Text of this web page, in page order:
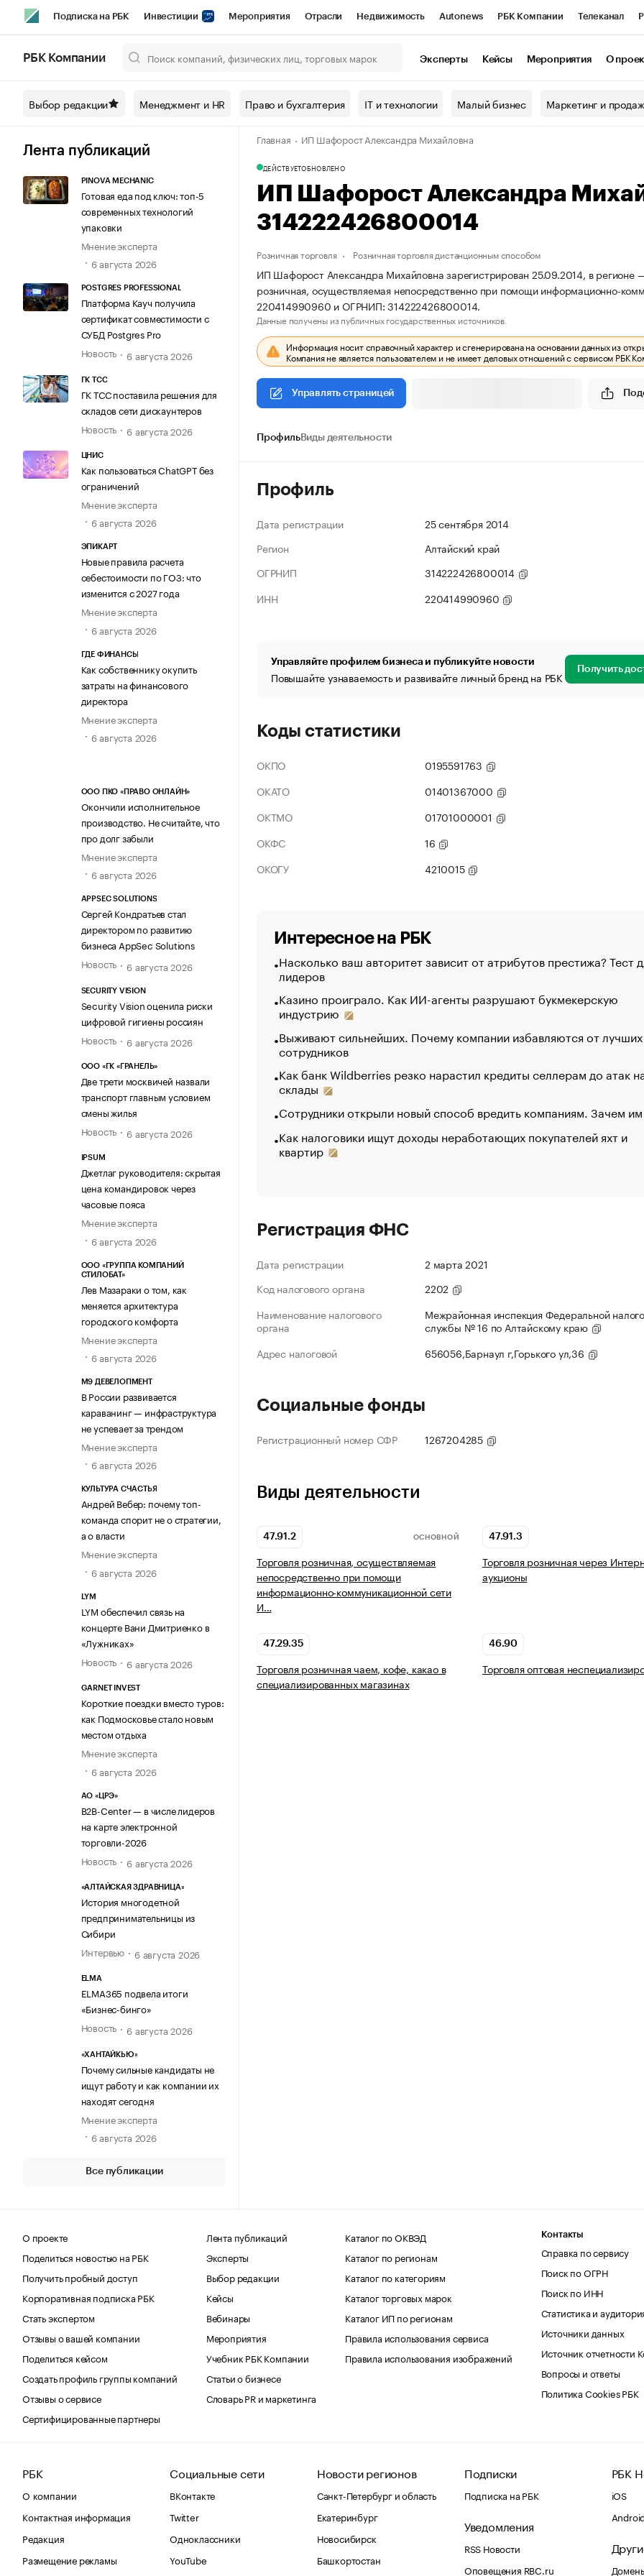
Подписка на РБК Инвестиции Мероприятия Отрасли Недвижимость Autonews РБК Компании Телеканал
Спецпроекты СПб Конференции СПб Спецпроекты Проверка контрагентов
Технологии и медиа Рынок наличной валюты
РБК Компании Эксперты Кейсы Мероприятия О
Выбор редакции Менеджмент и HR Право и бухгалтерия IT и технологии Малый бизнес Маркетинг и
Лента публикаций
PINOVA MECHANIC
Готовая еда под ключ: топ-5
современных технологий
упаковки
Мнение эксперта
6 августа 2026
POSTGRES PROFESSIONAL
Платформа Кауч получила
сертификат совместимости с
СУБД Postgres Pro
Новость
6 августа 2026
ГК ТСС
ГК ТСС поставила решения для
складов сети дискаунтеров
Новость
6 августа 2026
ЦНИС
Как пользоваться ChatGPT без
ограничений
Мнение эксперта
6 августа 2026
ЭПИКАРТ
Новые правила расчета
себестоимости по ГОЗ: что
изменится с 2027 года
Мнение эксперта
6 августа 2026
ГДЕ ФИНАНСЫ
Как собственнику окупить
затраты на финансового
директора
Мнение эксперта
6 августа 2026
ООО ПКО «ПРАВО ОНЛАЙН»
Окончили исполнительное
производство. Не считайте, что
про долг забыли
Мнение эксперта
6 августа 2026
APPSEC SOLUTIONS
Сергей Кондратьев стал
директором по развитию
бизнеса AppSec Solutions
Новость
6 августа 2026
SECURITY VISION
Security Vision оценила риски
цифровой гигиены россиян
Новость
6 августа 2026
ООО «ГК «ГРАНЕЛЬ»
Две трети москвичей назвали
транспорт главным условием
смены жилья
Новость
6 августа 2026
IPSUM
Джетлаг руководителя: скрытая
цена командировок через
часовые пояса
Мнение эксперта
6 августа 2026
ООО «ГРУППА КОМПАНИЙ
СТИЛОБАТ»
Лев Мазараки о том, как
меняется архитектура
городского комфорта
Мнение эксперта
6 августа 2026
М9 ДЕВЕЛОПМЕНТ
В России развивается
караванинг — инфраструктура
не успевает за трендом
Мнение эксперта
6 августа 2026
КУЛЬТУРА СЧАСТЬЯ
Андрей Вебер: почему топ-
команда спорит не о стратегии,
а о власти
Мнение эксперта
6 августа 2026
LYM
LYM обеспечил связь на
концерте Вани Дмитриенко в
«Лужниках»
Новость
6 августа 2026
GARNET INVEST
Короткие поездки вместо туров:
как Подмосковье стало новым
местом отдыха
Мнение эксперта
6 августа 2026
АО «ЦРЭ»
B2B-Center — в числе лидеров
на карте электронной
торговли-2026
Новость
6 августа 2026
«АЛТАЙСКАЯ ЗДРАВНИЦА»
История многодетной
предпринимательницы из
Сибири
Интервью
6 августа 2026
ELMA
ELMA365 подвела итоги
«Бизнес-бинго»
Новость
6 августа 2026
«ХАНТАЙКЬЮ»
Почему сильные кандидаты не
ищут работу и как компании их
находят сегодня
Мнение эксперта
6 августа 2026
Все публикации
Главная ИП Шафорост Александра Михайловна
ДЕЙСТВУЕТОБНОВЛЕНО
ИП Шафорост Александра
314222426800014
Розничная торговля Розничная торговля дистанционным способом
ИП Шафорост Александра Михайловна зарегистрирован 25.09.2014, в регионе
розничная, осуществляемая непосредственно при помощи информационно-
220414990960 и ОГРНИП: 314222426800014.
Данные получены из публичных государственных источников.
Информация носит справочный характер и сгенерирована на основании данных из
Компания не является пользователем и не имеет деловых отношений с сервисом РБК
Управлять страницей
ПрофильВиды деятельности
Профиль
Дата регистрации
25 сентября 2014
Регион
Алтайский край
ОГРНИП
314222426800014
ИНН
220414990960
Управляйте профилем бизнеса и публикуйте новости
Повышайте узнаваемость и развивайте личный бренд на РБК Получить
Коды статистики
ОКПО
0195591763
ОКАТО
01401367000
ОКТМО
01701000001
ОКФС
16
ОКОГУ
4210015
Интересное на РБК
Насколько ваш авторитет зависит от атрибутов престижа? Тест
лидеров
Казино проиграло. Как ИИ-агенты разрушают букмекерскую
индустрию
Выживают сильнейших. Почему компании избавляются от лучших
сотрудников
Как банк Wildberries резко нарастил кредиты селлерам до атак
склады
Сотрудники открыли новый способ вредить компаниям. Зачем
Как налоговики ищут доходы неработающих покупателей яхт и
квартир
Регистрация ФНС
Дата регистрации
2 марта 2021
Код налогового органа
2202
Наименование налогового
органа
Межрайонная инспекция Федеральной
службы № 16 по Алтайскому краю
Адрес налоговой
656056,Барнаул г,Горького ул,36
Социальные фонды
Регистрационный номер СФР 1267204285
Виды деятельности
47.91.2 ОСНОВНОЙ
Торговля розничная, осуществляемая
непосредственно при помощи
информационно-коммуникационной сети
И…
47.91.3
Торговля розничная через
аукционы
47.29.35
Торговля розничная чаем, кофе, какао в
специализированных магазинах
46.90
Торговля оптовая
О проекте
Поделиться новостью на РБК
Получить пробный доступ
Корпоративная подписка РБК
Стать экспертом
Отзывы о вашей компании
Поделиться кейсом
Создать профиль группы компаний
Отзывы о сервисе
Сертифицированные партнеры
Лента публикаций
Эксперты
Выбор редакции
Кейсы
Вебинары
Мероприятия
Учебник РБК Компании
Статьи о бизнесе
Словарь PR и маркетинга
Каталог по ОКВЭД
Каталог по регионам
Каталог по категориям
Каталог торговых марок
Каталог ИП по регионам
Правила использования сервиса
Правила использования изображений
Контакты
Справка по сервису
Поиск по ОГРН
Поиск по ИНН
Статистика и
Источники данных
Источник отчетности
Вопросы и ответы
Политика Cookies РБК
РБК
О компании
Контактная информация
Редакция
Размещение рекламы
Социальные сети
ВКонтакте
Twitter
Одноклассники
YouTube
Новости регионов
Санкт-Петербург и область
Екатеринбург
Новосибирск
Башкортостан
Подписки
Подписка на РБК
Уведомления
RSS Новости
Оповещения RBC.ru
РБК
iOS